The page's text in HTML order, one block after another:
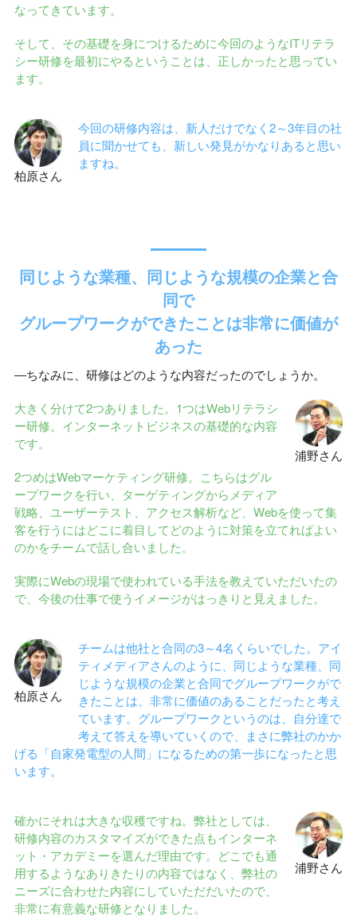
なってきています。
そして、その基礎を身につけるために今回のようなITリテラ
シー研修を最初にやるということは、正しかったと思ってい
ます。
柏原さん
今回の研修内容は、新人だけでなく2～3年目の社
員に聞かせても、新しい発見がかなりあると思い
ますね。
同じような業種、同じような規模の企業と合
同で
グループワークができたことは非常に価値が
あった
―ちなみに、研修はどのような内容だったのでしょうか。
浦野さん
大きく分けて2つありました。1つはWebリテラシ
ー研修。インターネットビジネスの基礎的な内容
です。
2つめはWebマーケティング研修。こちらはグル
ープワークを行い、ターゲティングからメディア
戦略、ユーザーテスト、アクセス解析など、Webを使って集
客を行うにはどこに着目してどのように対策を立てればよい
のかをチームで話し合いました。
実際にWebの現場で使われている手法を教えていただいたの
で、今後の仕事で使うイメージがはっきりと見えました。
柏原さん
チームは他社と合同の3～4名くらいでした。アイ
ティメディアさんのように、同じような業種、同
じような規模の企業と合同でグループワークがで
きたことは、非常に価値のあることだったと考え
ています。グループワークというのは、自分達で
考えて答えを導いていくので、まさに弊社のかか
げる「自家発電型の人間」になるための第一歩になったと思
います。
浦野さん
確かにそれは大きな収穫ですね。弊社としては、
研修内容のカスタマイズができた点もインターネ
ット・アカデミーを選んだ理由です。どこでも通
用するようなありきたりの内容ではなく、弊社の
ニーズに合わせた内容にしていただだいたので、
非常に有意義な研修となりました。